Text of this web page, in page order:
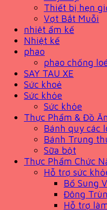
Thiết bị hẹn
Vợt Bắt Muỗi
nhiệt ẩm kế
Nhiệt kế
phao
phao chống
SAY TAU XE
Sức khoẻ
Sức khỏe
Sức khỏe
Thực Phẩm & Đồ Ăn
Bánh quy các
Bánh Trung
Sữa bột
Thực Phẩm Chức
Hỗ trợ sức
Bổ Sung
Đông
Hỗ trợ